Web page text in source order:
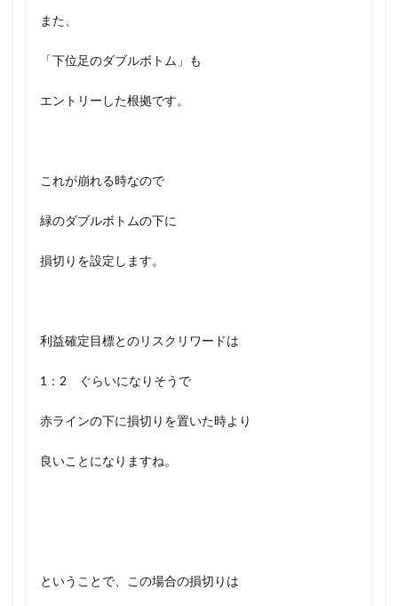
また、
「下位足のダブルボトム」も
エントリーした根拠です。
これが崩れる時なので
緑のダブルボトムの下に
損切りを設定します。
利益確定目標とのリスクリワードは
1：2 ぐらいになりそうで
赤ラインの下に損切りを置いた時より
良いことになりますね。
ということで、この場合の損切りは